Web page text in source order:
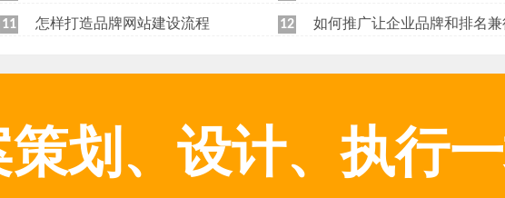
11 怎样打造品牌网站建设流程 12 如何推广让企业品牌和排名兼
划、设计、执行